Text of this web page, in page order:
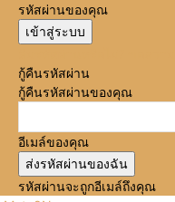
รหัสผ่านของคุณ
กู้คืนรหัสผ่าน
กู้คืนรหัสผ่านของคุณ
อีเมล์ของคุณ
รหัสผ่านจะถูกอีเมล์ถึงคุณ